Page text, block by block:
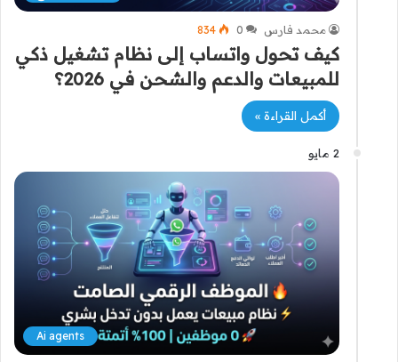
محمد فارس 0
834
كيف تحول واتساب إلى نظام تشغيل ذكي
للمبيعات والدعم والشحن في 2026؟
أكمل القراءة »
2 مايو
Ai agents